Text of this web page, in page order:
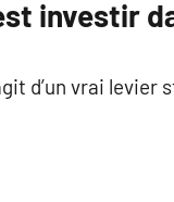
investir
d’un vrai levier